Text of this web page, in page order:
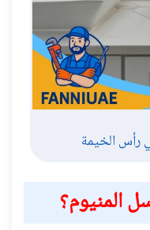
رأس الخيمة
المنيوم؟